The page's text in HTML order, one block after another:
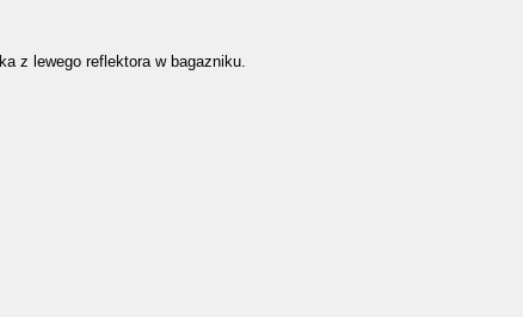
z lewego reflektora w bagazniku.